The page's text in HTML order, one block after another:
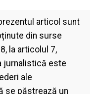
articol sunt
din surse
la articolul 7,
jurnalistică este
ale
se păstrează un